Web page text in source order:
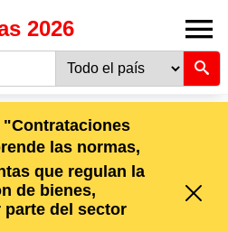
2026
"Contrataciones
las normas,
que regulan la
de bienes,
del sector